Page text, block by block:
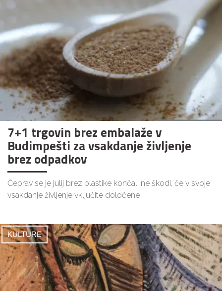
7+1 trgovin brez embalaže v
Budimpešti za vsakdanje življenje
brez odpadkov
Čeprav se je julij brez plastike končal, ne škodi, če v svoje
vsakdanje življenje vključite določene
KULTURE